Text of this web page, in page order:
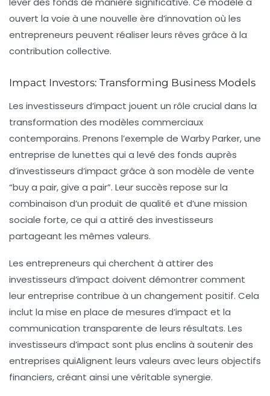
ouvert la voie à une nouvelle ère d’innovation où les
entrepreneurs peuvent réaliser leurs rêves grâce à la
contribution collective.
Impact Investors: Transforming Business Models
Les investisseurs d’impact jouent un rôle crucial dans la
transformation des modèles commerciaux
contemporains. Prenons l’exemple de Warby Parker, une
entreprise de lunettes qui a levé des fonds auprès
d’investisseurs d’impact grâce à son modèle de vente
“buy a pair, give a pair”. Leur succès repose sur la
combinaison d’un produit de qualité et d’une mission
sociale forte, ce qui a attiré des investisseurs
partageant les mêmes valeurs.
Les entrepreneurs qui cherchent à attirer des
investisseurs d’impact doivent démontrer comment
leur entreprise contribue à un changement positif. Cela
inclut la mise en place de mesures d’impact et la
communication transparente de leurs résultats. Les
investisseurs d’impact sont plus enclins à soutenir des
entreprises quiAlignent leurs valeurs avec leurs objectifs
financiers, créant ainsi une véritable synergie.